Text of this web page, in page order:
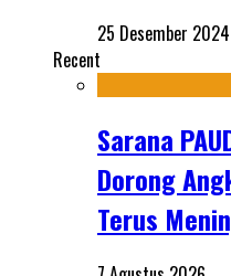
25 Desember 2024
Recent
Sarana
Dorong
Terus